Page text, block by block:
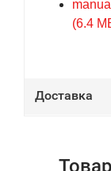
(6.4
Доставка